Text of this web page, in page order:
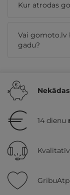
Kur atrodas
Vai gomoto.lv
gadu?
Nekādas
14 dienu